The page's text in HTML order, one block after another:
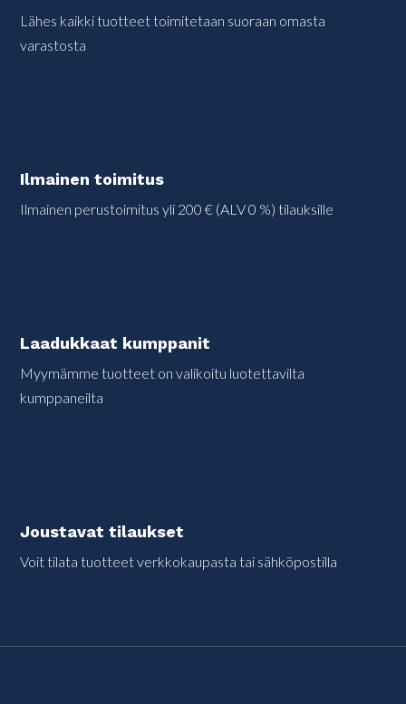
Lähes kaikki tuotteet toimitetaan suoraan omasta
varastosta
Ilmainen toimitus
Ilmainen perustoimitus yli 200 € (ALV 0 %) tilauksille
Laadukkaat kumppanit
Myymämme tuotteet on valikoitu luotettavilta
kumppaneilta
Joustavat tilaukset
Voit tilata tuotteet verkkokaupasta tai sähköpostilla